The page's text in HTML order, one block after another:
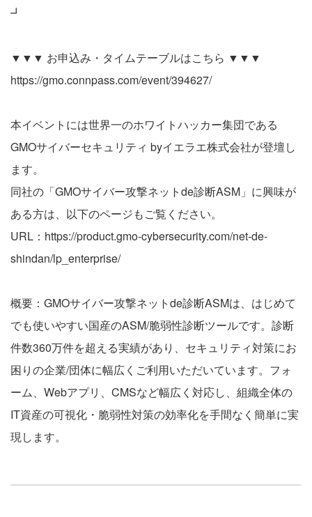
┛
▼▼▼ お申込み・タイムテーブルはこちら ▼▼▼
https://gmo.connpass.com/event/394627/
本イベントには世界一のホワイトハッカー集団である
GMOサイバーセキュリティ byイエラエ株式会社が登壇し
ます。
同社の「GMOサイバー攻撃ネットde診断ASM」に興味が
ある方は、以下のページもご覧ください。
URL： https://product.gmo-cybersecurity.com/net-de-
shindan/lp_enterprise/
概要：GMOサイバー攻撃ネットde診断ASMは、はじめて
でも使いやすい国産のASM/脆弱性診断ツールです。診断
件数360万件を超える実績があり、セキュリティ対策にお
困りの企業/団体に幅広くご利用いただいています。フォ
ーム、Webアプリ、CMSなど幅広く対応し、組織全体の
IT資産の可視化・脆弱性対策の効率化を手間なく簡単に実
現します。